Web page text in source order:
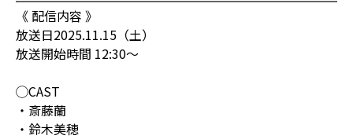
《 配信内容 》
放送日2025.11.15（土）
放送開始時間 12:30〜
◯CAST
・斎藤蘭
・鈴木美穂